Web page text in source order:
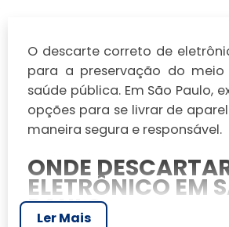
O descarte correto de
para a preservação do
saúde pública. Em São Paulo,
opções para se livrar de
maneira segura e responsável.
ONDE
ELETRÔNICO EM
PAULO
Ler Mais